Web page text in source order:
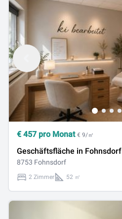
€ 457 pro Monat € 9/㎡
Geschäftsfläche in Fohnsdorf
8753 Fohnsdorf
2 Zimmer 52 ㎡